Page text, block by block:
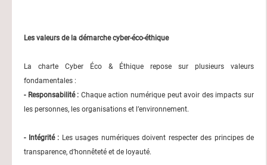
Les valeurs de la démarche cyber-éco-éthique
La charte Cyber Éco & Éthique repose sur plusieurs valeurs
fondamentales :
- Responsabilité : Chaque action numérique peut avoir des impacts sur
les personnes, les organisations et l’environnement.
- Intégrité : Les usages numériques doivent respecter des principes de
transparence, d’honnêteté et de loyauté.